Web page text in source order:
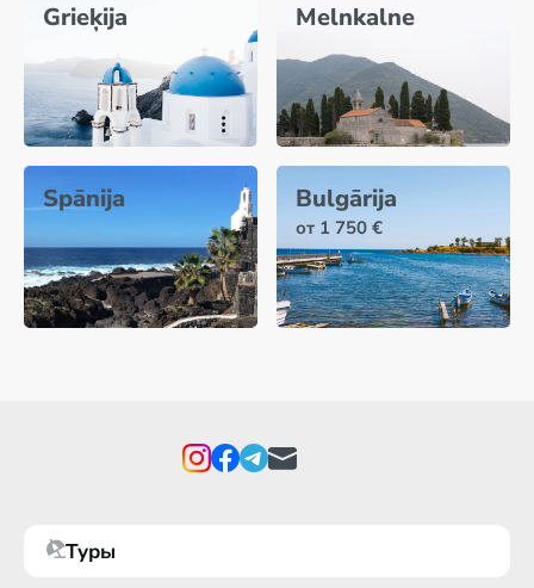
Grieķija Melnkalne
Spānija Bulgārija
от 1 750 €
Туры